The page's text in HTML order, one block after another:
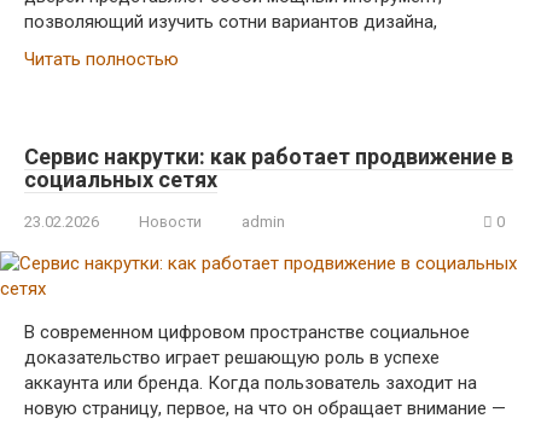
позволяющий изучить сотни вариантов дизайна,
Читать полностью
Сервис накрутки: как работает продвижение в
социальных сетях
23.02.2026 Новости admin 0
В современном цифровом пространстве социальное
доказательство играет решающую роль в успехе
аккаунта или бренда. Когда пользователь заходит на
новую страницу, первое, на что он обращает внимание —